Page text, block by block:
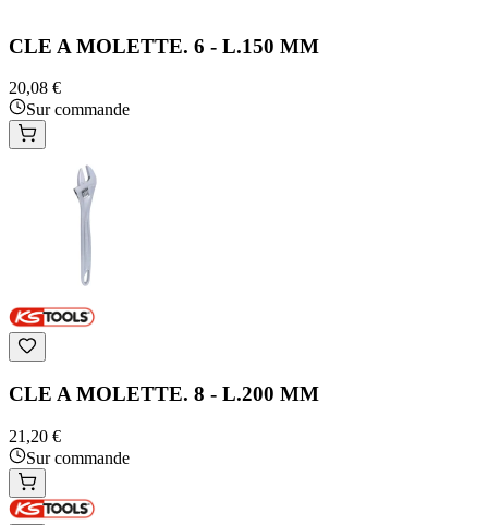
CLE A MOLETTE. 6 - L.150 MM
20,08 €
Sur commande
CLE A MOLETTE. 8 - L.200 MM
21,20 €
Sur commande